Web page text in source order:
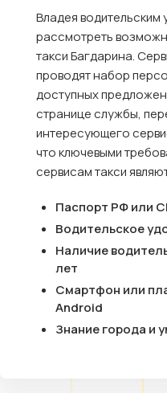
Владея
рассмотреть
такси Багдарина.
проводят набор
доступных
странице службы,
интересующего
что ключевыми
сервисам такси
Паспорт РФ или
Водительское
Наличие
лет
Смартфон или
Android
Знание города и